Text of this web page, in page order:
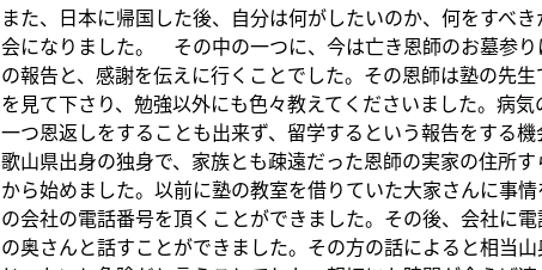
また、日本に帰国した後、自分は何がしたいのか、何をすべ
会になりました。 その中の一つに、今は亡き恩師のお墓参り
の報告と、感謝を伝えに行くことでした。その恩師は塾の先
を見て下さり、勉強以外にも色々教えてくださいました。病
一つ恩返しをすることも出来ず、留学するという報告をする
歌山県出身の独身で、家族とも疎遠だった恩師の実家の住所
から始めました。以前に塾の教室を借りていた大家さんに事
の会社の電話番号を頂くことができました。その後、会社に
の奥さんと話すことができました。その方の話によると相当